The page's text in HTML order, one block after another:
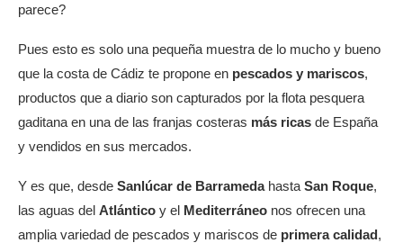
parece?
Pues esto es solo una pequeña muestra de lo mucho y bueno
que la costa de Cádiz te propone en pescados y mariscos,
productos que a diario son capturados por la flota pesquera
gaditana en una de las franjas costeras más ricas de España
y vendidos en sus mercados.
Y es que, desde Sanlúcar de Barramedahasta San Roque,
las aguas del Atlántico y el Mediterráneo nos ofrecen una
amplia variedad de pescados y mariscos de primera calidad,